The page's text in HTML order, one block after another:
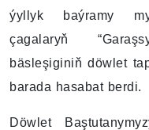
ýyllyk baýramy
çagalaryň
bäsleşiginiň döwlet
barada hasabat berdi.
Döwlet